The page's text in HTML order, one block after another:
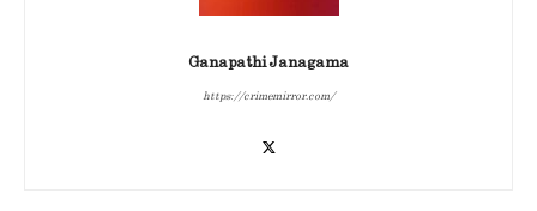
Ganapathi Janagama
https://crimemirror.com/